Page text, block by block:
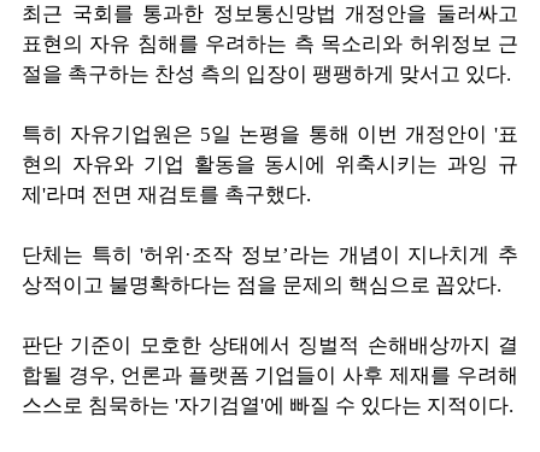
최근 국회를 통과한 정보통신망법 개정안을 둘러싸고
표현의 자유 침해를 우려하는 측 목소리와 허위정보 근
절을 촉구하는 찬성 측의 입장이 팽팽하게 맞서고 있다.
특히 자유기업원은 5일 논평을 통해 이번 개정안이 '표
현의 자유와 기업 활동을 동시에 위축시키는 과잉 규
제'라며 전면 재검토를 촉구했다.
단체는 특히 '허위·조작 정보’라는 개념이 지나치게 추
상적이고 불명확하다는 점을 문제의 핵심으로 꼽았다.
판단 기준이 모호한 상태에서 징벌적 손해배상까지 결
합될 경우, 언론과 플랫폼 기업들이 사후 제재를 우려해
스스로 침묵하는 '자기검열'에 빠질 수 있다는 지적이다.